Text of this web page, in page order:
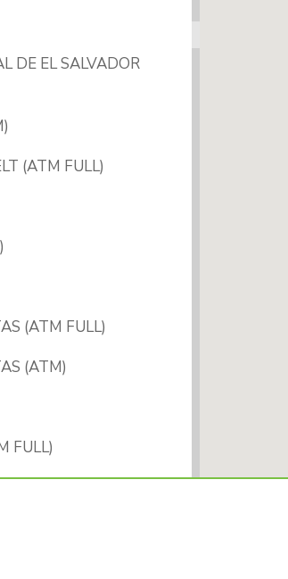
DE EL SALVADOR
(ATM FULL)
(ATM FULL)
(ATM)
FULL)
LA VIVIENDA (ATM)